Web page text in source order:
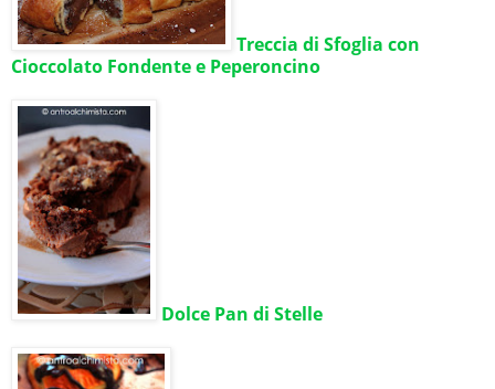
Treccia di Sfoglia con
Cioccolato Fondente e Peperoncino
Dolce Pan di Stelle